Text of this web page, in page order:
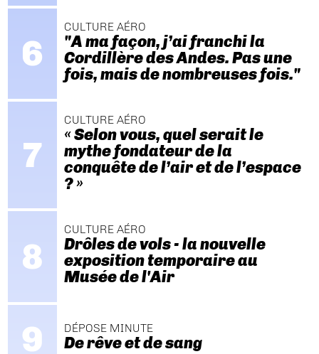
CULTURE AÉRO
"A ma façon, j’ai franchi la
Cordillère des Andes. Pas une
fois, mais de nombreuses fois."
CULTURE AÉRO
« Selon vous, quel serait le
mythe fondateur de la
conquête de l’air et de l’espace
? »
CULTURE AÉRO
Drôles de vols - la nouvelle
exposition temporaire au
Musée de l'Air
DÉPOSE MINUTE
De rêve et de sang